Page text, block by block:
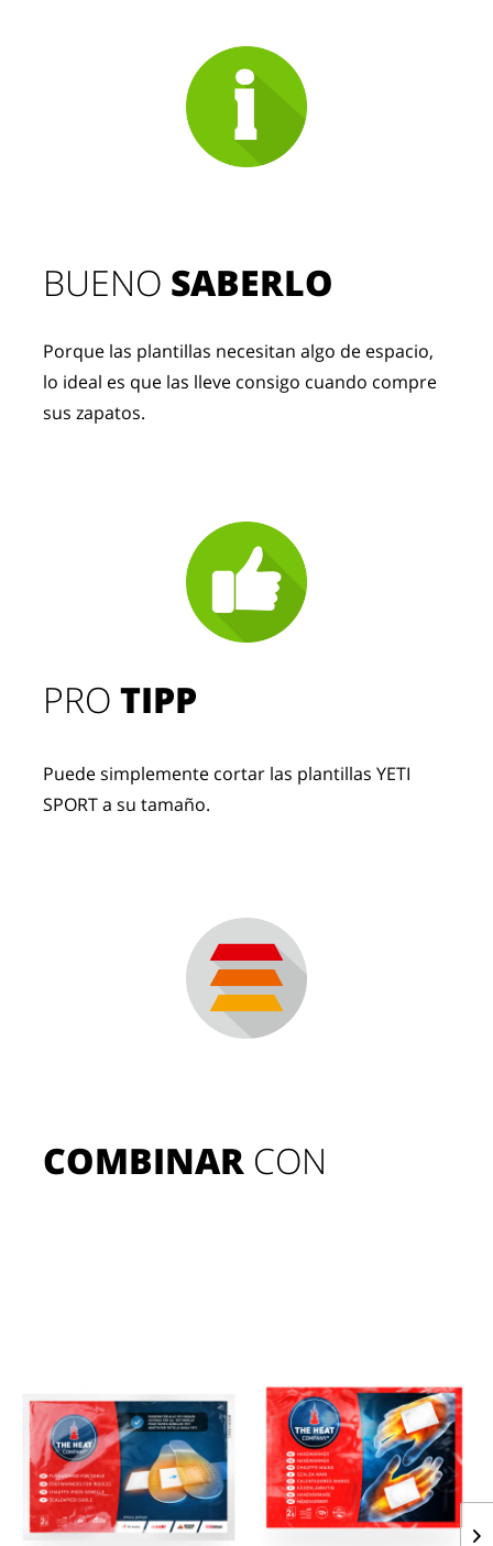
PROTIPP
Puede simplemente cortar las plantillas YETI
SPORT a su tamaño.
BUENO SABERLO
Porque las plantillas necesitan algo de espacio,
lo ideal es que las lleve consigo cuando compre
sus zapatos.
COMBINAR CON